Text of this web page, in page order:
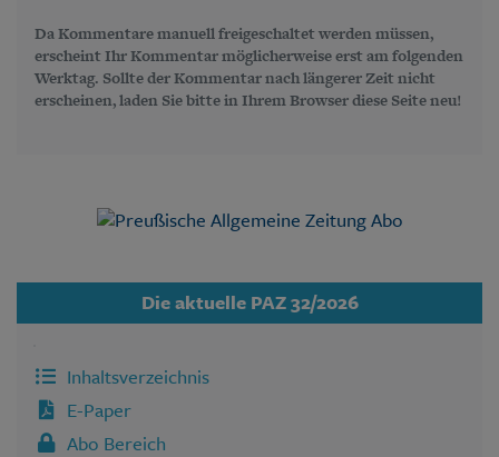
Da Kommentare manuell freigeschaltet werden müssen,
erscheint Ihr Kommentar möglicherweise erst am folgenden
Werktag. Sollte der Kommentar nach längerer Zeit nicht
erscheinen, laden Sie bitte in Ihrem Browser diese Seite neu!
Die aktuelle PAZ 32/2026
Inhaltsverzeichnis
E-Paper
Abo Bereich